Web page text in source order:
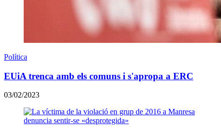
Política
EUiA trenca amb els comuns i s'apropa a ERC
03/02/2023